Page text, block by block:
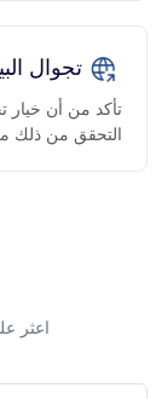
تجوال
تأكد من أن خيار
التحقق من ذلك
اعثر